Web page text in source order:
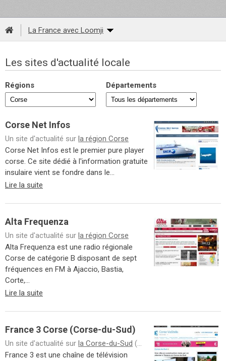
La France avec Loomji
Les sites d'actualité locale
Régions Départements
Corse Net Infos
Un site d'actualité sur la région Corse
Corse Net Infos est le premier pure player
corse. Ce site dédié à l'information gratuite
insulaire vient se fondre dans le...
Lire la suite
Alta Frequenza
Un site d'actualité sur la région Corse
Alta Frequenza est une radio régionale
Corse de catégorie B disposant de sept
fréquences en FM à Ajaccio, Bastia,
Corte,...
Lire la suite
France 3 Corse (Corse-du-Sud)
Un site d'actualité sur la Corse-du-Sud (2A)
France 3 est une chaîne de télévision